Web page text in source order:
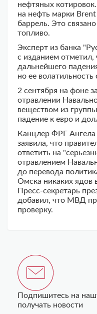
нефтяных
на нефть марки
баррель. Это
топливо.
Эксперт из банка
с изданием
дальнейшего
но ее волатильность
2 сентября на фоне
отравлении
веществом из
падение к евро и
Канцлер ФРГ Ангела
заявила, что
ответить на
отравлением
до перевода
Омска никаких ядов
Пресс-секретарь
добавил, что МВД
проверку.
Подпишитесь на
получать новости